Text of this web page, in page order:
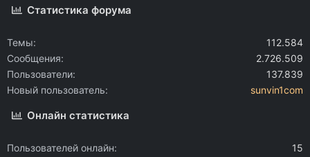
Статистика форума
Темы
112.584
Сообщения
2.726.509
Пользователи
137.839
Новый пользователь
sunvin1com
Онлайн статистика
Пользователей онлайн
15